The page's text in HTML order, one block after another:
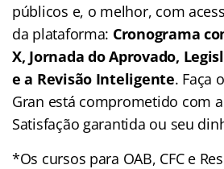
públicos e, o melhor, com
da plataforma: Cronograma
X, Jornada do Aprovado,
e a Revisão Inteligente. Faça
Gran está comprometido com
Satisfação garantida ou seu
*Os cursos para OAB, CFC e